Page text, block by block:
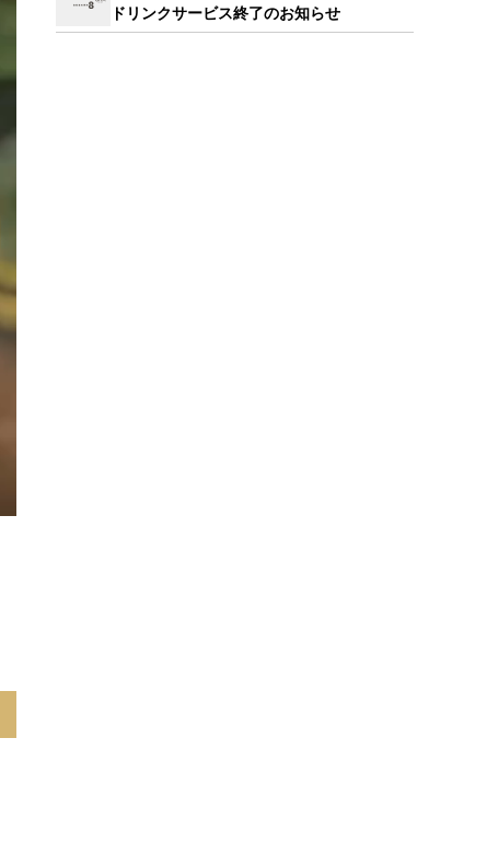
ドリンクサービス終了のお知らせ